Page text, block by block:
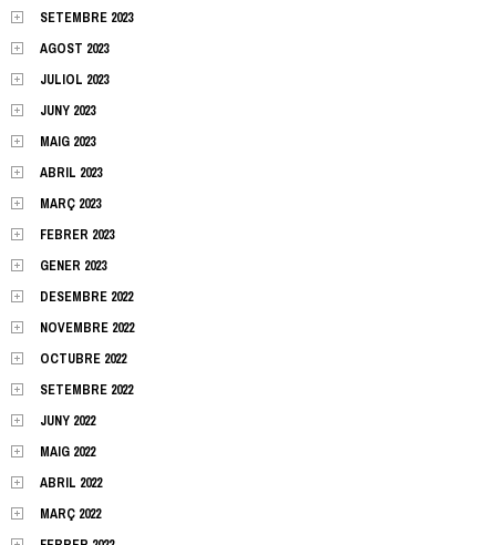
SETEMBRE 2023
AGOST 2023
JULIOL 2023
JUNY 2023
MAIG 2023
ABRIL 2023
MARÇ 2023
FEBRER 2023
GENER 2023
DESEMBRE 2022
NOVEMBRE 2022
OCTUBRE 2022
SETEMBRE 2022
JUNY 2022
MAIG 2022
ABRIL 2022
MARÇ 2022